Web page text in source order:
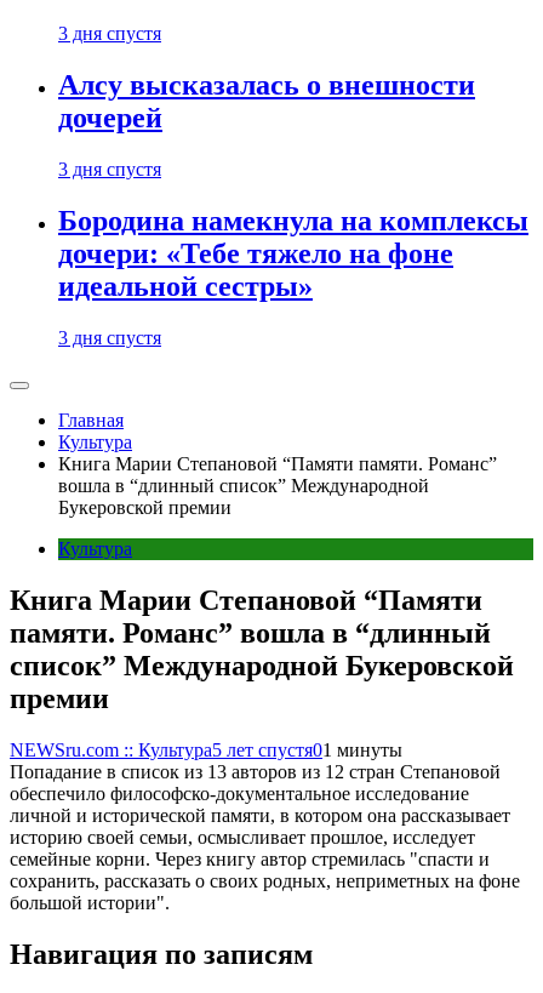
3 дня спустя
Алсу высказалась о внешности
дочерей
3 дня спустя
Бородина намекнула на комплексы
дочери: «Тебе тяжело на фоне
идеальной сестры»
3 дня спустя
Главная
Культура
Книга Марии Степановой “Памяти памяти. Романс”
вошла в “длинный список” Международной
Букеровской премии
Культура
Книга Марии Степановой “Памяти
памяти. Романс” вошла в “длинный
список” Международной Букеровской
премии
NEWSru.com :: Культура5 лет спустя01 минуты
Попадание в список из 13 авторов из 12 стран Степановой
обеспечило философско-документальное исследование
личной и исторической памяти, в котором она рассказывает
историю своей семьи, осмысливает прошлое, исследует
семейные корни. Через книгу автор стремилась "спасти и
сохранить, рассказать о своих родных, неприметных на фоне
большой истории".
Навигация по записям